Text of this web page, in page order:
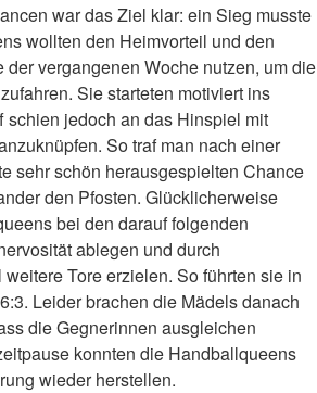
war das Ziel klar: ein Sieg musste
wollten den Heimvorteil und den
vergangenen Woche nutzen, um die
Sie starteten motiviert ins
schien jedoch an das Hinspiel mit
So traf man nach einer
sehr schön herausgespielten Chance
den Pfosten. Glücklicherweise
bei den darauf folgenden
ablegen und durch
Tore erzielen. So führten sie in
Leider brachen die Mädels danach
die Gegnerinnen ausgleichen
konnten die Handballqueens
wieder herstellen.